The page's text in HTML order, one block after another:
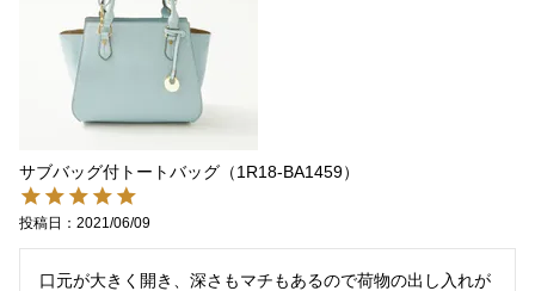
サブバッグ付トートバッグ（1R18-BA1459）
投稿日 2021/06/09
口元が大きく開き、深さもマチもあるので荷物の出し入れが